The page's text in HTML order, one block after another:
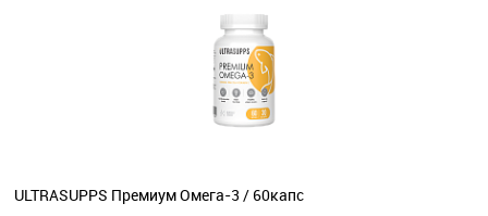
ULTRASUPPS Премиум Омега-3 / 60капс